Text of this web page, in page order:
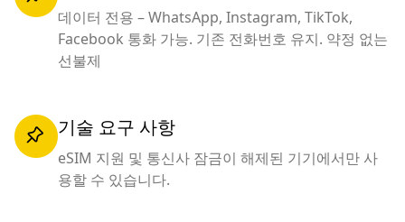
데이터 전용 – WhatsApp, Instagram, TikTok,
Facebook 통화 가능. 기존 전화번호 유지. 약정 없는
선불제
기술 요구 사항
eSIM 지원 및 통신사 잠금이 해제된 기기에서만 사
용할 수 있습니다.